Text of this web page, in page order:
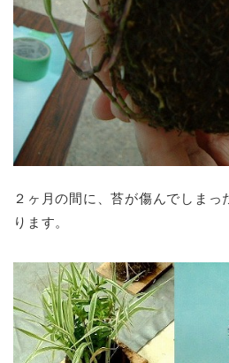
２ヶ月の間に、苔が傷んでしまっ
ります。